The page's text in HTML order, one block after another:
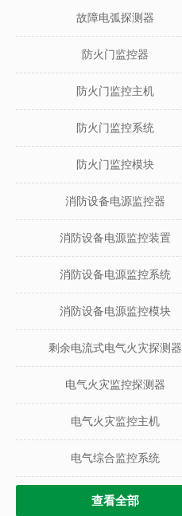
故障电弧探测器
防火门监控器
防火门监控主机
防火门监控系统
防火门监控模块
消防设备电源监控器
消防设备电源监控装置
消防设备电源监控系统
消防设备电源监控模块
剩余电流式电气火灾探测器
电气火灾监控探测器
电气火灾监控主机
电气综合监控系统
查看全部